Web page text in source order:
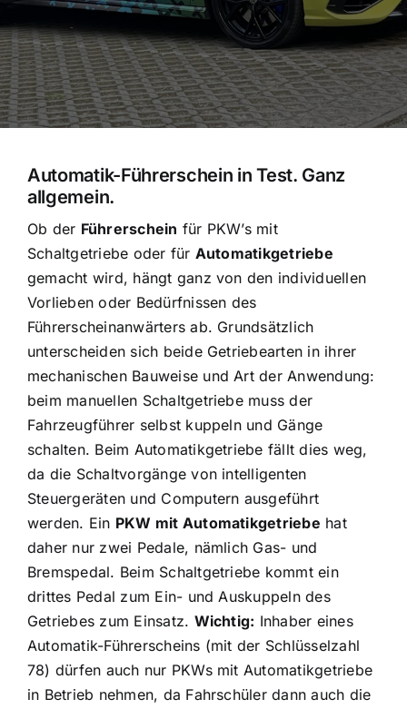
Automatik-Führerschein in Test. Ganz
allgemein.
Ob der Führerschein für PKW’s mit
Schaltgetriebe oder für Automatikgetriebe
gemacht wird, hängt ganz von den individuellen
Vorlieben oder Bedürfnissen des
Führerscheinanwärters ab. Grundsätzlich
unterscheiden sich beide Getriebearten in ihrer
mechanischen Bauweise und Art der Anwendung:
beim manuellen Schaltgetriebe muss der
Fahrzeugführer selbst kuppeln und Gänge
schalten. Beim Automatikgetriebe fällt dies weg,
da die Schaltvorgänge von intelligenten
Steuergeräten und Computern ausgeführt
werden. Ein PKW mit Automatikgetriebe hat
daher nur zwei Pedale, nämlich Gas- und
Bremspedal. Beim Schaltgetriebe kommt ein
drittes Pedal zum Ein- und Auskuppeln des
Getriebes zum Einsatz. Wichtig: Inhaber eines
Automatik-Führerscheins (mit der Schlüsselzahl
78) dürfen auch nur PKWs mit Automatikgetriebe
in Betrieb nehmen, da Fahrschüler dann auch die